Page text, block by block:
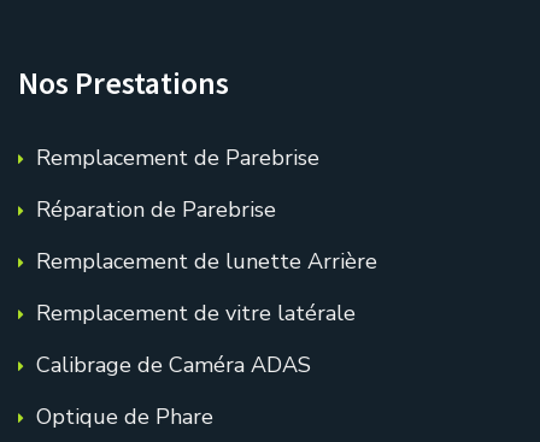
Nos Prestations
Remplacement de Parebrise
Réparation de Parebrise
Remplacement de lunette Arrière
Remplacement de vitre latérale
Calibrage de Caméra ADAS
Optique de Phare